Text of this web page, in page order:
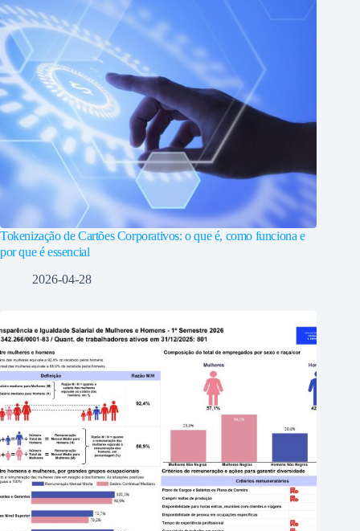
Tokenização de Cartões Corporativos: o que é, como funciona e
por que é essencial
2026-04-28